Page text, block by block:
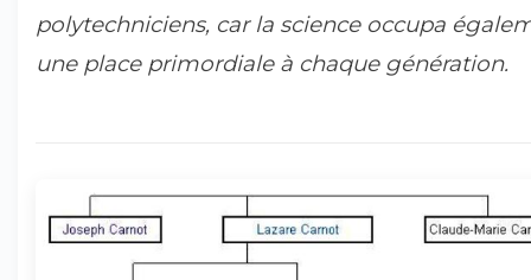
polytechniciens, car la science occupa
une place primordiale à chaque génération.